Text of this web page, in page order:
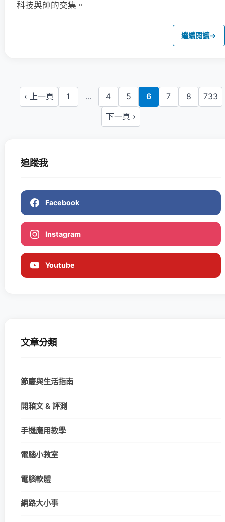
科技與帥的交集。
繼續閱讀→
‹ 上一頁 1 ... 4 5 6 7 8
733
下一頁 ›
追蹤我
Facebook
Instagram
Youtube
文章分類
節慶與生活指南
開箱文 & 評測
手機應用教學
電腦小教室
電腦軟體
網路大小事